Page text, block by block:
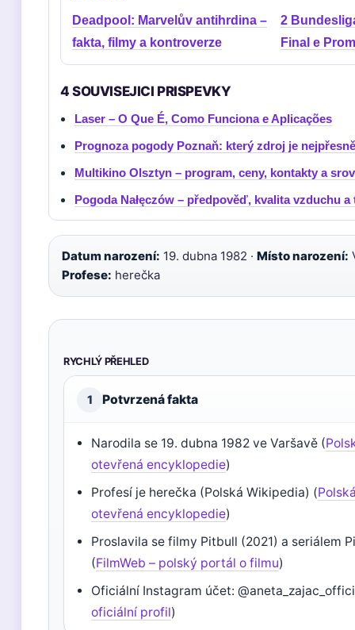
Deadpool: Marvelův antihrdina –
fakta, filmy a kontroverze
2
Final e
4 SOUVISEJICI PRISPEVKY
Laser – O Que É, Como Funciona e Aplicações
Prognoza pogody Poznaň: který zdroj je
Multikino Olsztyn – program, ceny, kontakty a
Pogoda Nałęczów – předpověď, kvalita vzduchu
Datum narození: 19. dubna 1982 · Místo narození:
Profese: herečka
RYCHLÝ PŘEHLED
1 Potvrzená fakta
Narodila se 19. dubna 1982 ve Varšavě (
otevřená encyklopedie)
Profesí je herečka (Polská Wikipedia) (
otevřená encyklopedie)
Proslavila se filmy Pitbull (2021) a seriálem
(FilmWeb – polský portál o filmu)
Oficiální Instagram účet:
oficiální profil)